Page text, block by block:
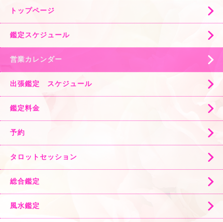
トップページ
鑑定スケジュール
営業カレンダー
出張鑑定 スケジュール
鑑定料金
予約
タロットセッション
総合鑑定
風水鑑定